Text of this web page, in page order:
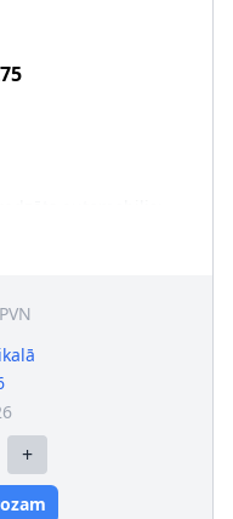
automobilis
+